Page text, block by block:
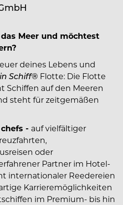
Meer und möchtest
deines Lebens und
Schiff® Flotte: Die Flotte
Schiffen auf den Meeren
steht für zeitgemäßen
- auf vielfältiger
oder
Partner im Hotel-
internationaler Reedereien
Karrieremöglichkeiten
im Premium- bis hin